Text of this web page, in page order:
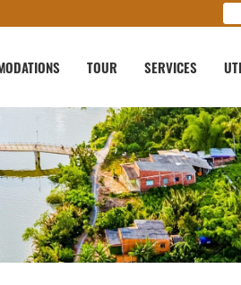
TOUR SERVICES